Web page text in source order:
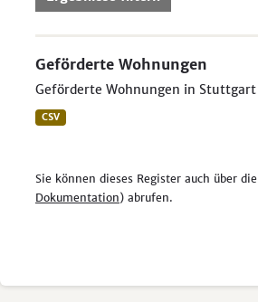
Geförderte Wohnungen
Geförderte Wohnungen in Stuttgart
CSV
Sie können dieses Register auch über die
Dokumentation) abrufen.